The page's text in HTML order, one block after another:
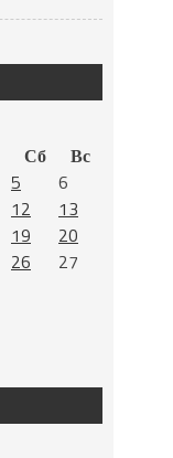
Сб
Вс
5
6
12
13
19
20
26
27